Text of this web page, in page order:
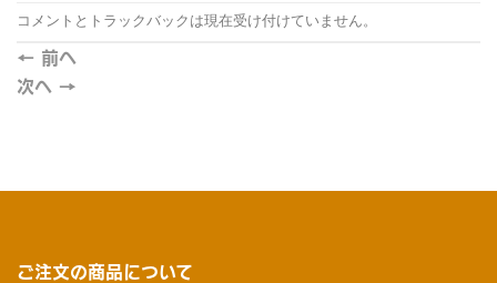
コメントとトラックバックは現在受け付けていません。
← 前へ
次へ →
ご注文の商品について